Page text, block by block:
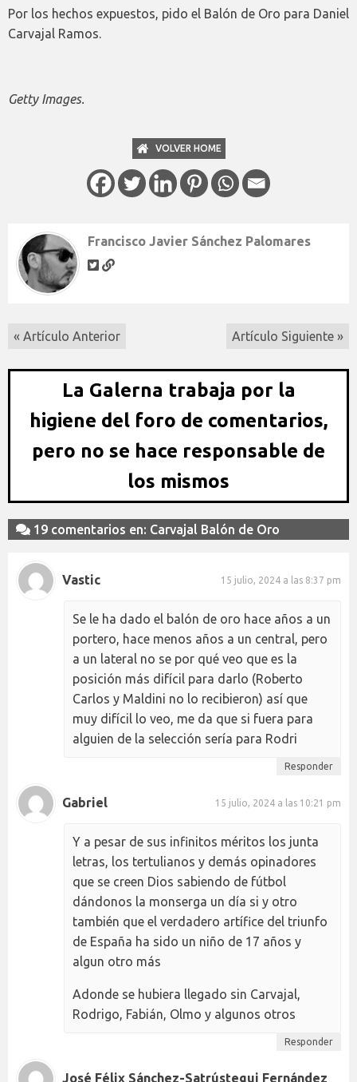
Por los hechos expuestos, pido el Balón de Oro para Daniel
Carvajal Ramos.
Getty Images.
VOLVER HOME
Francisco Javier Sánchez Palomares
« Artículo Anterior Artículo Siguiente »
La Galerna trabaja por la
higiene del foro de comentarios,
pero no se hace responsable de
los mismos
19 comentarios en: Carvajal Balón de Oro
Vastic 15 julio, 2024 a las 8:37 pm
Se le ha dado el balón de oro hace años a un
portero, hace menos años a un central, pero
a un lateral no se por qué veo que es la
posición más difícil para darlo (Roberto
Carlos y Maldini no lo recibieron) así que
muy difícil lo veo, me da que si fuera para
alguien de la selección sería para Rodri
Responder
Gabriel 15 julio, 2024 a las 10:21 pm
Y a pesar de sus infinitos méritos los junta
letras, los tertulianos y demás opinadores
que se creen Dios sabiendo de fútbol
dándonos la monserga un día si y otro
también que el verdadero artífice del triunfo
de España ha sido un niño de 17 años y
algun otro más
Adonde se hubiera llegado sin Carvajal,
Rodrigo, Fabián, Olmo y algunos otros
Responder
José Félix Sánchez-Satrústegui Fernández